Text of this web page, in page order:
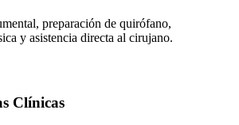
preparación de quirófano,
y asistencia directa al cirujano.
Clínicas